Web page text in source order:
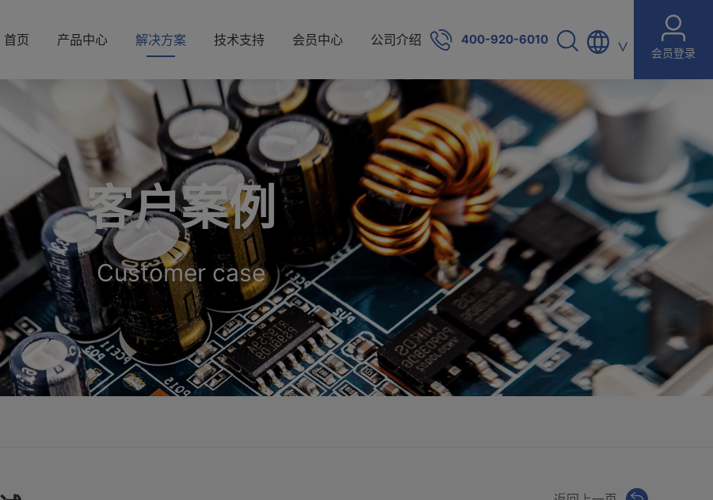
首页 产品中心 解决方案 技术支持 会员中心 公司介绍 400-920-6010 ∨ 会员登录
客户案例
Customer case